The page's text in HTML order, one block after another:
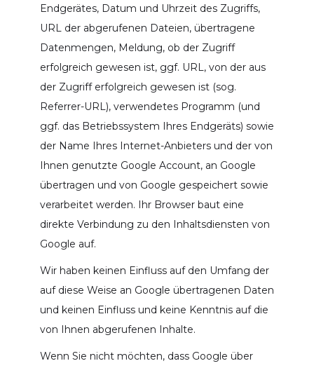
Endgerätes, Datum und Uhrzeit des Zugriffs,
URL der abgerufenen Dateien, übertragene
Datenmengen, Meldung, ob der Zugriff
erfolgreich gewesen ist, ggf. URL, von der aus
der Zugriff erfolgreich gewesen ist (sog.
Referrer-URL), verwendetes Programm (und
ggf. das Betriebssystem Ihres Endgeräts) sowie
der Name Ihres Internet-Anbieters und der von
Ihnen genutzte Google Account, an Google
übertragen und von Google gespeichert sowie
verarbeitet werden. Ihr Browser baut eine
direkte Verbindung zu den Inhaltsdiensten von
Google auf.
Wir haben keinen Einfluss auf den Umfang der
auf diese Weise an Google übertragenen Daten
und keinen Einfluss und keine Kenntnis auf die
von Ihnen abgerufenen Inhalte.
Wenn Sie nicht möchten, dass Google über